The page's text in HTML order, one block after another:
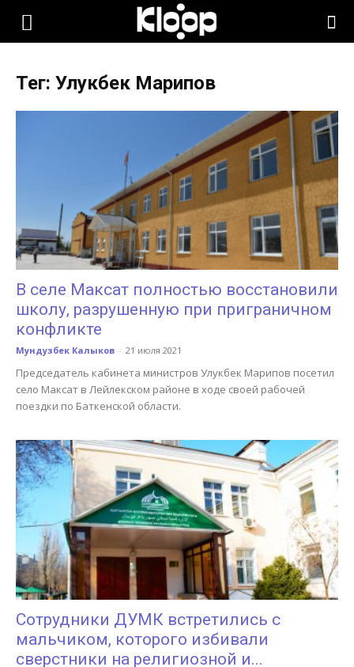
KLOOP.KG
Кыргызстана
Тег: Улукбек Марипов
В селе Максат полностью восстановили
школу, разрушенную при приграничном
конфликте
Мундузбек Калыков - 21 июля 2021
Председатель кабинета министров Улукбек Марипов посетил
село Максат в Лейлекском районе в ходе своей рабочей
поездки по Баткенской области.
Сотрудники ДУМК встретились с
мальчиком, которого избивали
сверстники на религиозной и...